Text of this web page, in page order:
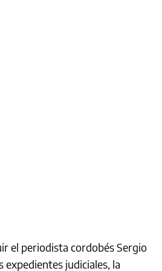
el periodista cordobés Sergio
expedientes judiciales, la